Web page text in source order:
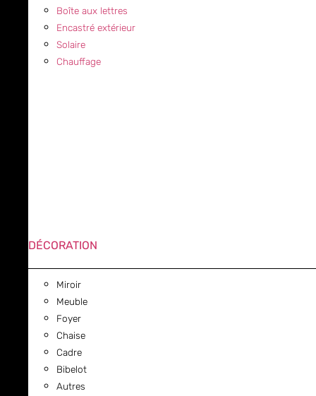
Boîte aux lettres
Encastré extérieur
Solaire
Chauffage
DÉCORATION
Miroir
Meuble
Foyer
Chaise
Cadre
Bibelot
Autres